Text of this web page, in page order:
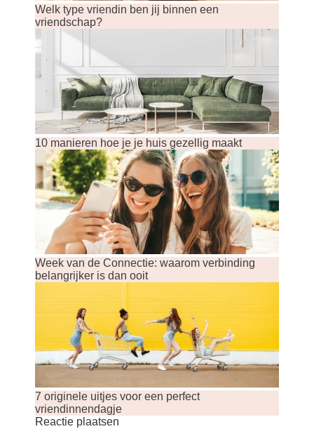
Welk type vriendin ben jij binnen een
vriendschap?
10 manieren hoe je je huis gezellig maakt
Week van de Connectie: waarom verbinding
belangrijker is dan ooit
7 originele uitjes voor een perfect
vriendinnendagje
Reactie plaatsen